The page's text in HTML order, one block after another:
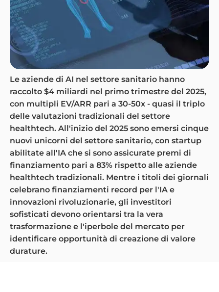
Le aziende di AI nel settore sanitario hanno
raccolto $4 miliardi nel primo trimestre del 2025,
con multipli EV/ARR pari a 30-50x - quasi il triplo
delle valutazioni tradizionali del settore
healthtech. All'inizio del 2025 sono emersi cinque
nuovi unicorni del settore sanitario, con startup
abilitate all'IA che si sono assicurate premi di
finanziamento pari a 83% rispetto alle aziende
healthtech tradizionali. Mentre i titoli dei giornali
celebrano finanziamenti record per l'IA e
innovazioni rivoluzionarie, gli investitori
sofisticati devono orientarsi tra la vera
trasformazione e l'iperbole del mercato per
identificare opportunità di creazione di valore
durature.